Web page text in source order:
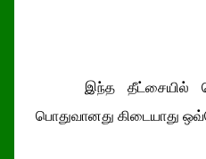
இந்த தீட்சையில்
பொதுவானது கிடையாது